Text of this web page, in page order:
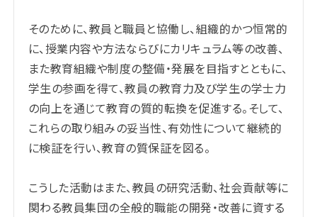
そのために、教員と職員と協働し、組織的かつ恒常的
に、授業内容や方法ならびにカリキュラム等の改善、
また教育組織や制度の整備・発展を目指すとともに、
学生の参画を得て、教員の教育力及び学生の学士力
の向上を通じて教育の質的転換を促進する。そして、
これらの取り組みの妥当性、有効性について継続的
に検証を行い、教育の質保証を図る。
こうした活動はまた、教員の研究活動、社会貢献等に
関わる教員集団の全般的職能の開発・改善に資する